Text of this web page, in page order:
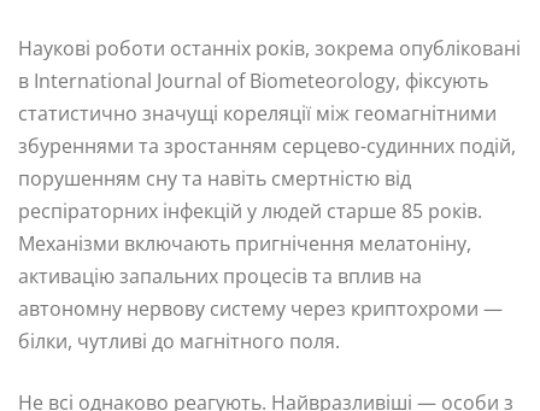
Наукові роботи останніх років, зокрема опубліковані
в International Journal of Biometeorology, фіксують
статистично значущі кореляції між геомагнітними
збуреннями та зростанням серцево-судинних подій,
порушенням сну та навіть смертністю від
респіраторних інфекцій у людей старше 85 років.
Механізми включають пригнічення мелатоніну,
активацію запальних процесів та вплив на
автономну нервову систему через криптохроми —
білки, чутливі до магнітного поля.
Не всі однаково реагують. Найвразливіші — особи з